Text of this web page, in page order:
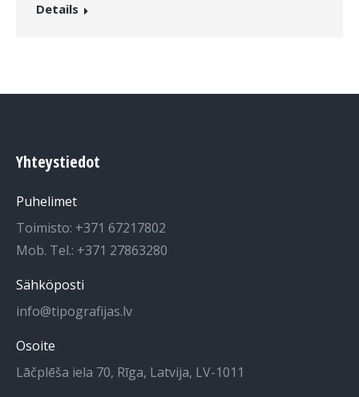
Details
Yhteystiedot
Puhelimet
Toimisto: +371 67217802
Mob. Tel.: +371 27863280
Sähköposti
info@tipografijas.lv
Osoite
Lāčplēša iela 70, Rīga, Latvija, LV-1011